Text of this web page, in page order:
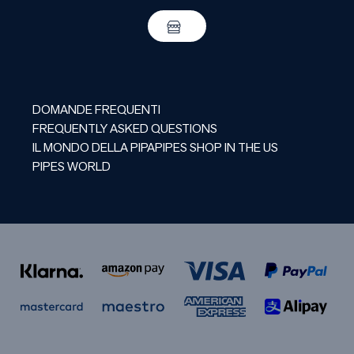
DOMANDE FREQUENTI
FREQUENTLY ASKED QUESTIONS
IL MONDO DELLA PIPAPIPES SHOP IN THE US
PIPES WORLD